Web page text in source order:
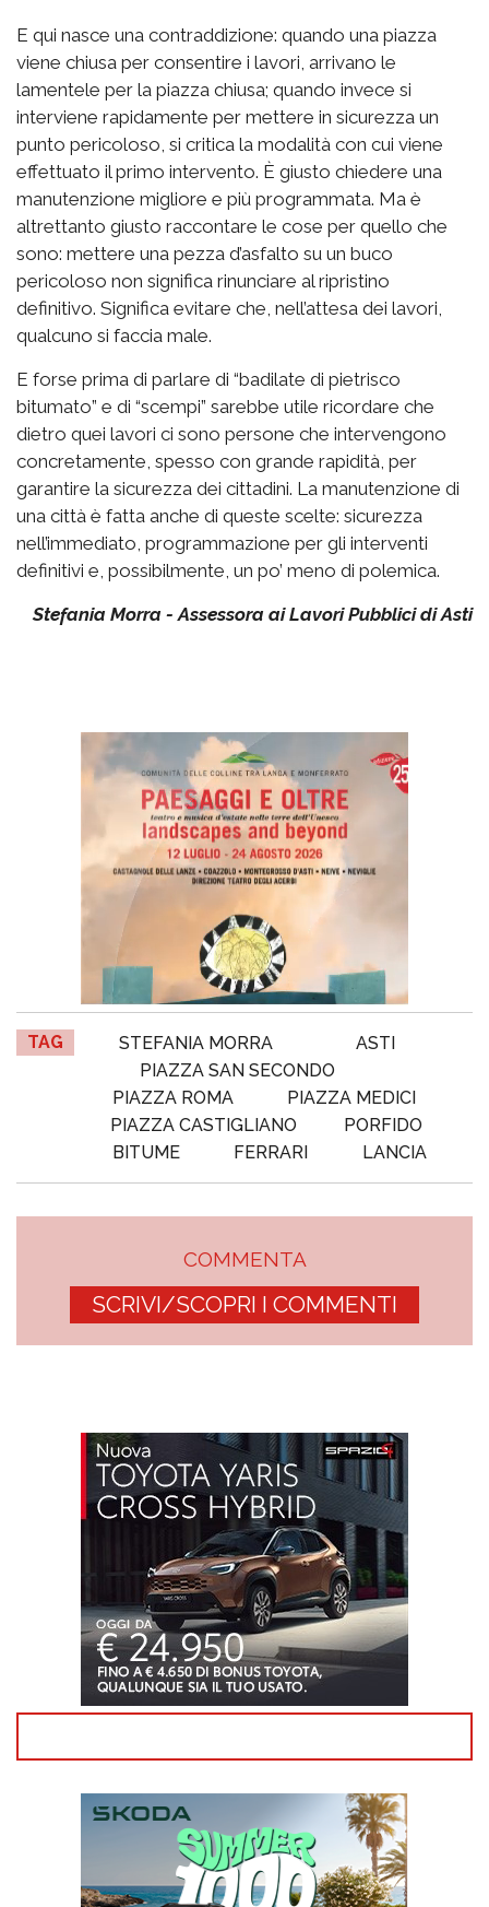
E qui nasce una contraddizione: quando una piazza
viene chiusa per consentire i lavori, arrivano le
lamentele per la piazza chiusa; quando invece si
interviene rapidamente per mettere in sicurezza un
punto pericoloso, si critica la modalità con cui viene
effettuato il primo intervento. È giusto chiedere una
manutenzione migliore e più programmata. Ma è
altrettanto giusto raccontare le cose per quello che
sono: mettere una pezza d’asfalto su un buco
pericoloso non significa rinunciare al ripristino
definitivo. Significa evitare che, nell’attesa dei lavori,
qualcuno si faccia male.
E forse prima di parlare di “badilate di pietrisco
bitumato” e di “scempi” sarebbe utile ricordare che
dietro quei lavori ci sono persone che intervengono
concretamente, spesso con grande rapidità, per
garantire la sicurezza dei cittadini. La manutenzione di
una città è fatta anche di queste scelte: sicurezza
nell’immediato, programmazione per gli interventi
definitivi e, possibilmente, un po’ meno di polemica.
Stefania Morra - Assessora ai Lavori Pubblici di Asti
TAG STEFANIA MORRA
ASTI
PIAZZA SAN SECONDO
PIAZZA ROMA
PIAZZA MEDICI
PIAZZA CASTIGLIANO
PORFIDO
BITUME
FERRARI LANCIA
COMMENTA
SCRIVI/SCOPRI I COMMENTI